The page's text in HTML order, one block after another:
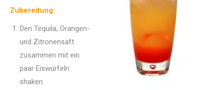
Zubereitung:
Den Tequila, Orangen-
und Zitronensaft
zusammen mit ein
paar Eiswürfeln
shaken.